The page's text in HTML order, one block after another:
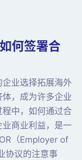
何签署合
业选择拓展海外
，成为许多企业
中，如何通过合
商业利益，是一
（Employer of
协议的注意事